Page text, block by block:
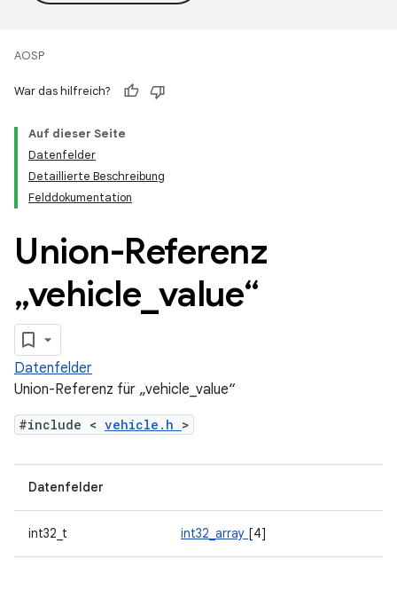
AOSP
War das hilfreich?
Auf dieser Seite
Datenfelder
Detaillierte Beschreibung
Felddokumentation
Union-Referenz
„vehicle value“
Datenfelder
Union-Referenz für „vehicle_value“
#include < vehicle.h >
Datenfelder
int32_t int32_array [4]